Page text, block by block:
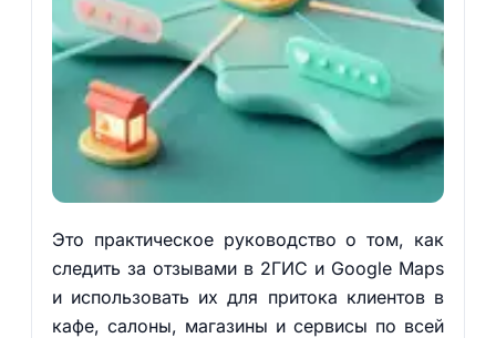
Это практическое руководство о том, как
следить за отзывами в 2ГИС и Google Maps
и использовать их для притока клиентов в
кафе, салоны, магазины и сервисы по всей